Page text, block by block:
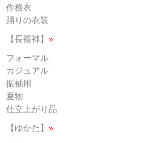
作務衣
踊りの衣装
【長襦袢】 »
フォーマル
カジュアル
振袖用
夏物
仕立上がり品
【ゆかた】 »